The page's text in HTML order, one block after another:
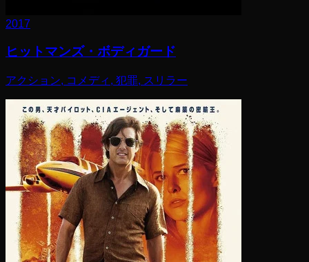
2017
ヒットマンズ・ボディガード
アクション, コメディ, 犯罪, スリラー